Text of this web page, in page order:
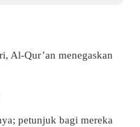
Al-Qur’an menegaskan
petunjuk bagi mereka